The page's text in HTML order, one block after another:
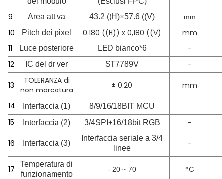
9 Area attiva 43.2 ((H)×57.6 ((V) mm
10 Pitch dei pixel 0.180 ((H)) x 0,180 ((V)
mm
11
Luce posteriore LED bianco*6
-
12
IC del driver ST7789V -
13
TOLERANZA di
non marcatura
± 0.20 mm
14 Interfaccia (1) 8/9/16/18BIT MCU
15 Interfaccia (2) 3/4SPI+16/18bit RGB -
16 Interfaccia (3)
Interfaccia seriale a 3/4
linee
-
17
Temperatura di
funzionamento
- 20 ~ 70 °C